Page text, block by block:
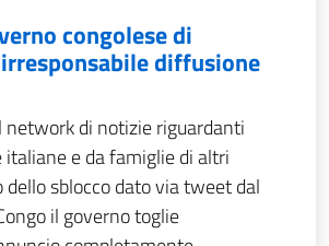
congolese di
diffusione
di notizie riguardanti
e da famiglie di altri
sblocco dato via tweet dal
il governo toglie